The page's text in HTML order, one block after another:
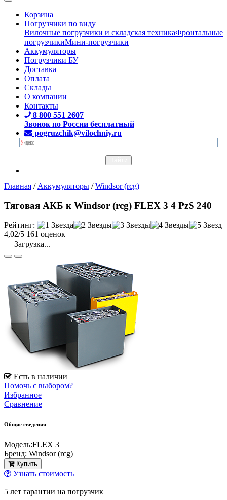
Корзина
Погрузчики по виду
Вилочные погрузчики и складская техникаФронтальные
погрузчикиМини-погрузчики
Аккумуляторы
Погрузчики БУ
Доставка
Оплата
Склады
О компании
Контакты
8 800 551 2607
Звонок по России бесплатный
pogruzchik@vilochniy.ru
Главная / Аккумуляторы /Windsor (rcg)
Тяговая АКБ к Windsor (rcg) FLEX 3 4 PzS 240
Рейтинг:
4,02/5 161 оценок
Загрузка...
Есть в наличии
Помочь с выбором?
Избранное
Сравнение
Общие сведения
Модель:FLEX 3
Бренд: Windsor (rcg)
Купить
Узнать стоимость
5 лет гарантии на погрузчик